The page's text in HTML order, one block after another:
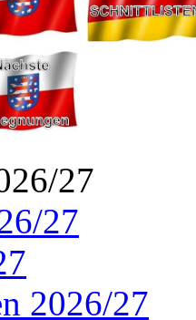
27
27
2026/27